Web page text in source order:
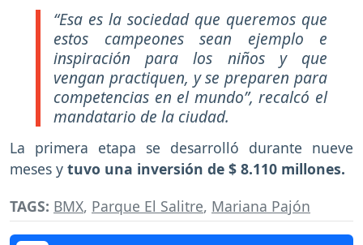
“Esa es la sociedad que queremos que
estos campeones sean ejemplo e
inspiración para los niños y que
vengan practiquen, y se preparen para
competencias en el mundo”, recalcó el
mandatario de la ciudad.
La primera etapa se desarrolló durante nueve
meses y tuvo una inversión de $ 8.110 millones.
TAGS: BMX, Parque El Salitre, Mariana Pajón